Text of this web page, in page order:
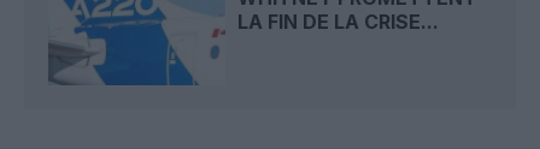
LA FIN DE LA CRISE...